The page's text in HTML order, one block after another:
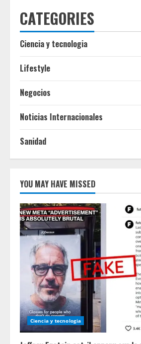
CATEGORIES
Ciencia y tecnologia
Lifestyle
Negocios
Noticias Internacionales
Sanidad
YOU MAY HAVE MISSED
Ciencia y tecnologia